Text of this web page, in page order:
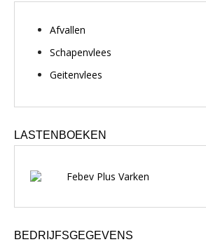
Afvallen
Schapenvlees
Geitenvlees
LASTENBOEKEN
Febev Plus Varken
BEDRIJFSGEGEVENS